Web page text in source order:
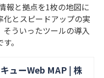
報と拠点を1枚の地図に
とスピードアップの実
ういったツールの導入
。
ューWeb MAP | 株